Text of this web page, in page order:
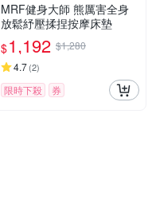
MRF健身大師 熊厲害全身
放鬆紓壓揉捏按摩床墊
$1,192 $1,280
4.7(2)
限時下殺 券